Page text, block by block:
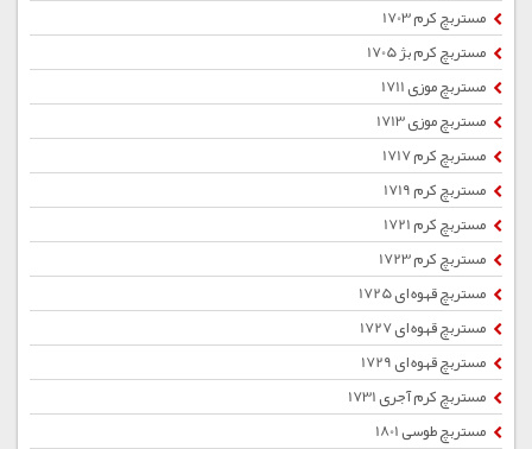
مستربچ کرم 1703
مستربچ کرم بژ 1705
مستربچ موزی 1711
مستربچ موزی 1713
مستربچ کرم 1717
مستربچ کرم 1719
مستربچ کرم 1721
مستربچ کرم 1723
مستربچ قهوه ای 1725
مستربچ قهوه ای 1727
مستربچ قهوه ای 1729
مستربچ کرم آجری 1731
مستربچ طوسی 1801